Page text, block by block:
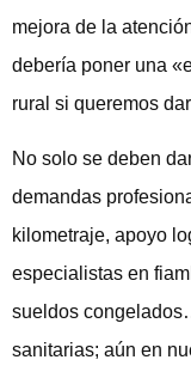
mejora de la
debería poner una
rural si queremos
No solo se deben
demandas
kilometraje, apoyo
especialistas en
sueldos
sanitarias; aún en